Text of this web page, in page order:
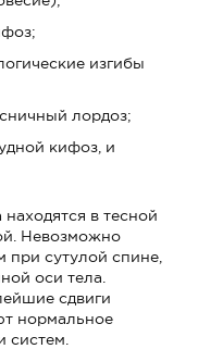
изгибы
лордоз;
кифоз, и
в тесной
Невозможно
при сутулой спине,
оси тела.
сдвиги
нормальное
систем.